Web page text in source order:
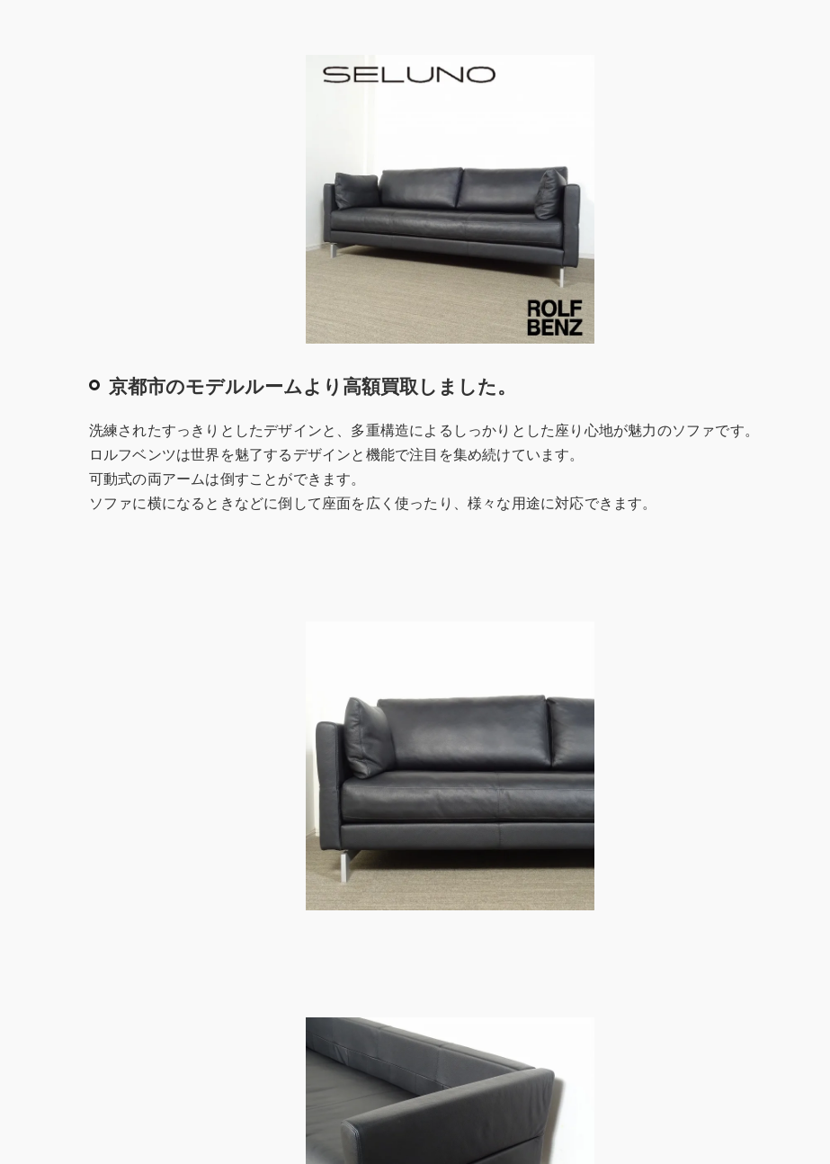
京都市のモデルルームより高額買取しました。
洗練されたすっきりとしたデザインと、多重構造によるしっかりとした座り心地が魅力のソファです。
ロルフベンツは世界を魅了するデザインと機能で注目を集め続けています。
可動式の両アームは倒すことができます。
ソファに横になるときなどに倒して座面を広く使ったり、様々な用途に対応できます。